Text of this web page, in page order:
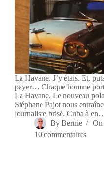
La Havane. J’y étais. Et,
payer… Chaque homme
La Havane, Le nouveau
Stéphane Pajot nous
journaliste brisé. Cuba à
By Bernie On
10 commentaires